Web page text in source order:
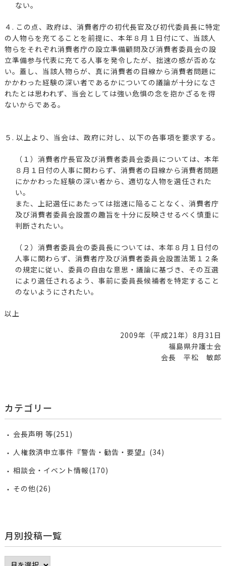
ない。
４. この点、政府は、消費者庁の初代長官及び初代委員長に特定
の人物らを充てることを前提に、本年８月１日付にて、当該人
物らをそれぞれ消費者庁の設立準備顧問及び消費者委員会の設
立準備参与代表に充てる人事を発令したが、拙速の感が否めな
い。蓋し、当該人物らが、真に消費者の目線から消費者問題に
かかわった経験の深い者であるかについての議論が十分になさ
れたとは思われず、当会としては強い危惧の念を抱かざるを得
ないからである。
５. 以上より、当会は、政府に対し、以下の各事項を要求する。
（１）消費者庁長官及び消費者委員会委員については、本年
８月１日付の人事に関わらず、消費者の目線から消費者問題
にかかわった経験の深い者から、適切な人物を選任された
い。
また、上記選任にあたっては拙速に陥ることなく、消費者庁
及び消費者委員会設置の趣旨を十分に反映させるべく慎重に
判断されたい。
（２）消費者委員会の委員長については、本年８月１日付の
人事に関わらず、消費者庁及び消費者委員会設置法第１２条
の規定に従い、委員の自由な意思・議論に基づき、その互選
により選任されるよう、事前に委員長候補者を特定すること
のないようにされたい。
以上
2009年（平成21年）8月31日
福島県弁護士会
会長 平松 敏郎
カテゴリー
会長声明 等(251)
人権救済申立事件『警告・勧告・要望』(34)
相談会・イベント情報(170)
その他(26)
月別投稿一覧